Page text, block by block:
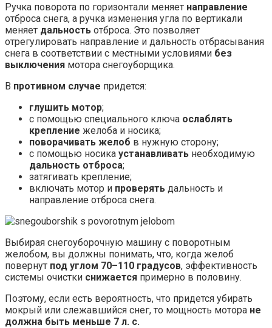
Ручка поворота по горизонтали меняет направление
отброса снега, а ручка изменения угла по вертикали
меняет дальность отброса. Это позволяет
отрегулировать направление и дальность отбрасывания
снега в соответствии с местными условиями без
выключения мотора снегоуборщика.
В противном случае придется:
глушить мотор;
с помощью специального ключа ослаблять
крепление желоба и носика;
поворачивать желоб в нужную сторону;
с помощью носика устанавливать необходимую
дальность отброса;
затягивать крепление;
включать мотор и проверять дальность и
направление отброса снега.
Выбирая снегоуборочную машину с поворотным
желобом, вы должны понимать, что, когда желоб
повернут под углом 70–110 градусов, эффективность
системы очистки снижается примерно в половину.
Поэтому, если есть вероятность, что придется убирать
мокрый или слежавшийся снег, то мощность мотора не
должна быть меньше 7 л. с.